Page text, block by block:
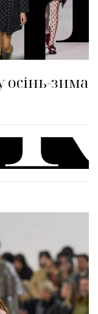
осінь-зима